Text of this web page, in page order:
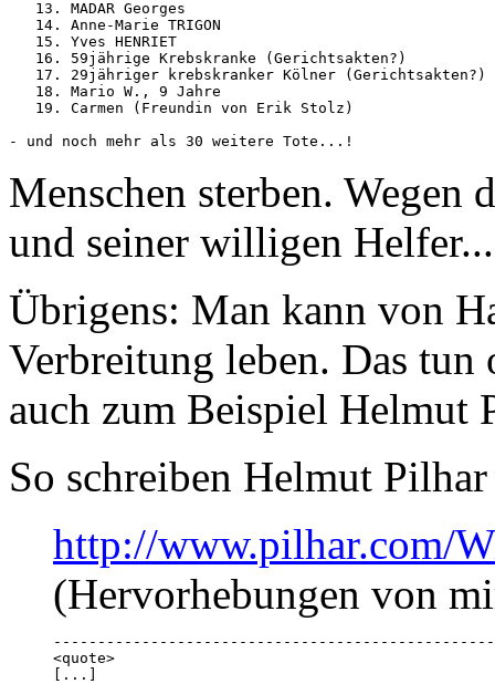
   13. MADAR Georges
   14. Anne-Marie TRIGON
   15. Yves HENRIET
   16. 59jährige Krebskranke (Gerichtsakten?)
   17. 29jähriger krebskranker Kölner (Gerichtsakten?)
   18. Mario W., 9 Jahre
   19. Carmen (Freundin von Erik Stolz)
- und noch mehr als 30 weitere Tote...!
Menschen sterben. Wegen
und seiner willigen Helfer...
Übrigens: Man kann von
Verbreitung leben. Das
auch zum Beispiel Helmut
So schreiben Helmut
http://www.pilhar.com/
(Hervorhebungen von
<quote>
[...]